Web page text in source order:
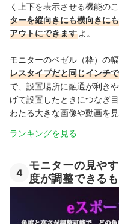
く上下を表示させる機能の
ターを縦向きにも横向きに
アウトにできます よ 。
モニターのベゼル（枠）の幅
レスタイプだと同じインチ
で、設置場所に融通が利き
げて設置したときにつなぎ
わたる大きな画像や動画を
ランキングを見る
4
モニターの見や
度が調整できる